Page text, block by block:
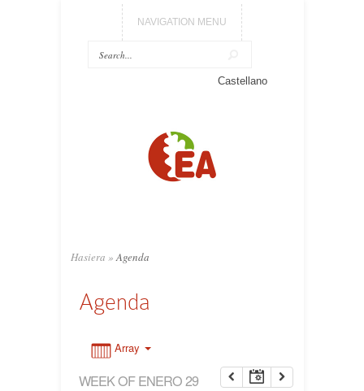
NAVIGATION MENU
Castellano
Hasiera » Agenda
Agenda
Array
WEEK OF ENERO 29